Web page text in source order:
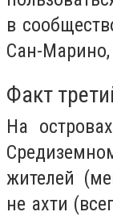
в
Сан-
Факт
На
жителей
не ахти